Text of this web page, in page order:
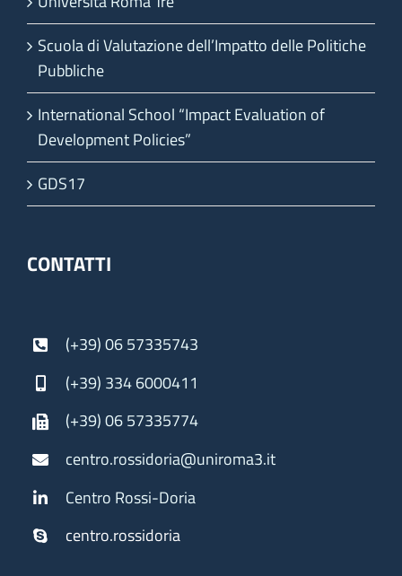
Scuola di Valutazione dell’Impatto delle Politiche
Pubbliche
International School “Impact Evaluation of
Development Policies”
GDS17
CONTATTI
(+39) 06 57335743
(+39) 334 6000411
(+39) 06 57335774
centro.rossidoria@uniroma3.it
Centro Rossi-Doria
centro.rossidoria